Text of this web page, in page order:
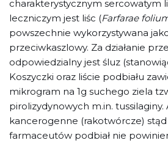
charakterystycznym sercowatym
leczniczym jest liśc (Farfarae
powszechnie wykorzystywana
przeciwkaszlowy. Za działanie
odpowiedzialny jest śluz
Koszyczki oraz liście podbiału
mikrogram na 1g suchego ziela
pirolizydynowych m.in. tussilaginy.
kancerogenne (rakotwórcze)
farmaceutów podbiał nie